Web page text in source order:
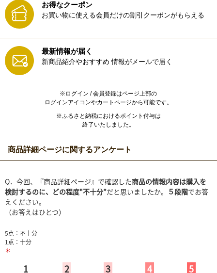
お得なクーポン
お買い物に使える会員だけの割引クーポンがもらえる
最新情報が届く
新商品紹介やおすすめ 情報がメールで届く
※ログイン / 会員登録はページ上部の
ログインアイコンやカートページから可能です。
※ふるさと納税におけるポイント付与は
終了いたしました。
商品詳細ページに関するアンケート